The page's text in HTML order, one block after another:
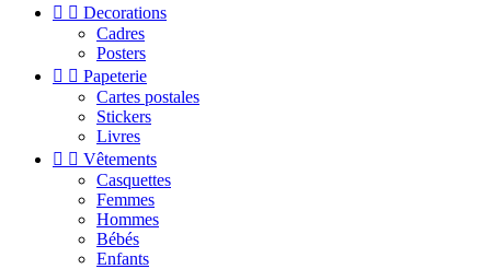
  Decorations
Cadres
Posters
  Papeterie
Cartes postales
Stickers
Livres
  Vêtements
Casquettes
Femmes
Hommes
Bébés
Enfants